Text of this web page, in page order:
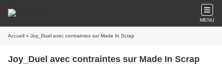
MENU
Accueil » Joy_Duel avec contraintes sur Made In Scrap
Joy_Duel avec contraintes sur Made In Scrap